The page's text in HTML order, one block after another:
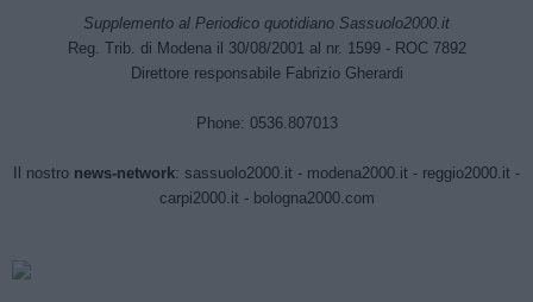
Supplemento al Periodico quotidiano Sassuolo2000.it
Reg. Trib. di Modena il 30/08/2001 al nr. 1599 - ROC 7892
Direttore responsabile Fabrizio Gherardi
Phone: 0536.807013
Il nostro news-network: sassuolo2000.it - modena2000.it - reggio2000.it -
carpi2000.it- bologna2000.com